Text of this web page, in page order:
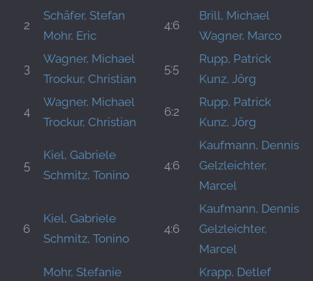
2
Schäfer, Stefan
Mohr, Eric
4:6
Brill, Michael
Wagner, Marco
3
Wagner, Michael
Trockur, Christian
5:5
Rupp, Patrick
Kunz, Jörg
4
Wagner, Michael
Trockur, Christian
6:2
Rupp, Patrick
Kunz, Jörg
5
Kiel, Gabriele
Schmitz, Tonino
4:6
Kaufmann, Dennis
Gelzleichter,
Marcel
6
Kiel, Gabriele
Schmitz, Tonino
4:6
Kaufmann, Dennis
Gelzleichter,
Marcel
Mohr, Stefanie
Krapp, Detlef